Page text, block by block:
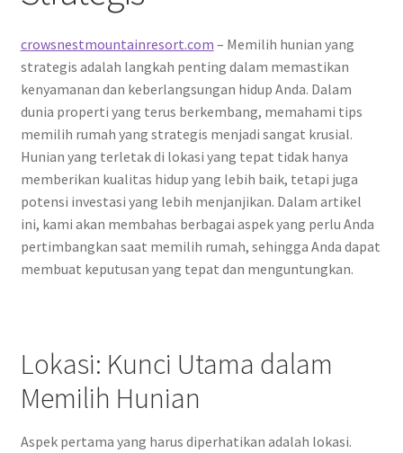
crowsnestmountainresort.com – Memilih hunian yang
strategis adalah langkah penting dalam memastikan
kenyamanan dan keberlangsungan hidup Anda. Dalam
dunia properti yang terus berkembang, memahami tips
memilih rumah yang strategis menjadi sangat krusial.
Hunian yang terletak di lokasi yang tepat tidak hanya
memberikan kualitas hidup yang lebih baik, tetapi juga
potensi investasi yang lebih menjanjikan. Dalam artikel
ini, kami akan membahas berbagai aspek yang perlu Anda
pertimbangkan saat memilih rumah, sehingga Anda dapat
membuat keputusan yang tepat dan menguntungkan.
Lokasi: Kunci Utama dalam
Memilih Hunian
Aspek pertama yang harus diperhatikan adalah lokasi.